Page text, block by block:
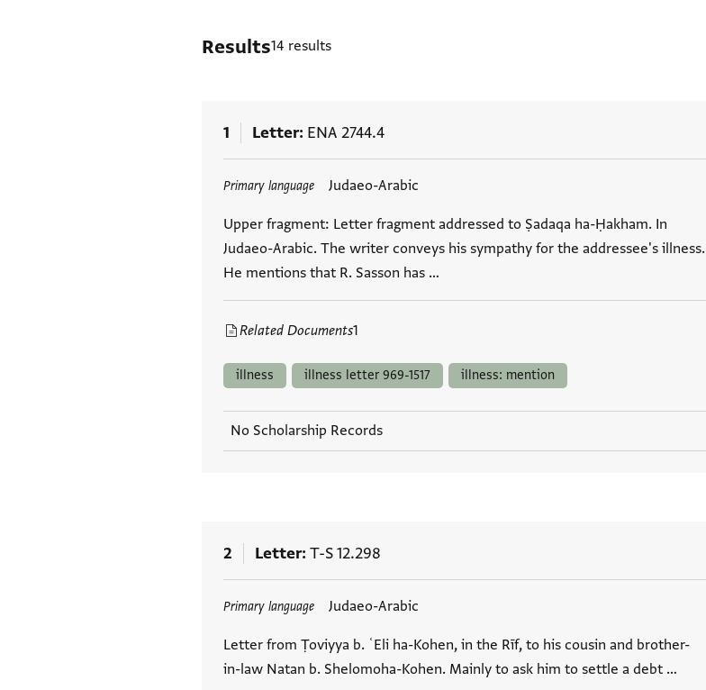
Results14 results
1 Letter ENA 2744.4
Primary language Judaeo-Arabic
Upper fragment: Letter fragment addressed to Ṣadaqa ha-Ḥakham. In
Judaeo-Arabic. The writer conveys his sympathy for the addressee's illness.
He mentions that R. Sasson has …
Related Documents1
Tags
illness illness letter 969-1517 illness: mention
No Scholarship Records
2 Letter T-S 12.298
Primary language Judaeo-Arabic
Letter from Ṭoviyya b. ʿEli ha-Kohen, in the Rīf, to his cousin and brother-
in-law Natan b. Shelomoha-Kohen. Mainly to ask him to settle a debt …
Tags